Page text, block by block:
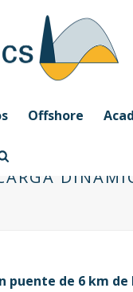
Offshore
puente de 6 km